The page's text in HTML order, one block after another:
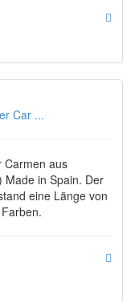
Car ...
Carmen aus
Made in Spain. Der
eine Länge von